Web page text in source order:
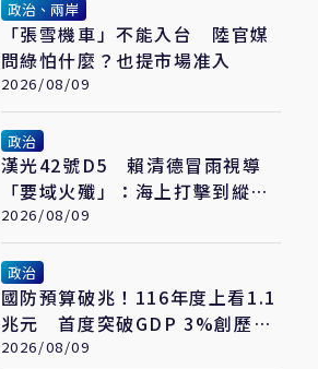
政治、兩岸
「張雪機車」不能入台 陸官媒
問綠怕什麼？也提市場准入
2026/08/09
政治
漢光42號D5 賴清德冒雨視導
「要域火殲」：海上打擊到縱深
防禦驗證整體戰力
2026/08/09
政治
國防預算破兆！116年度上看1.1
兆元 首度突破GDP 3%創歷史
新高
2026/08/09